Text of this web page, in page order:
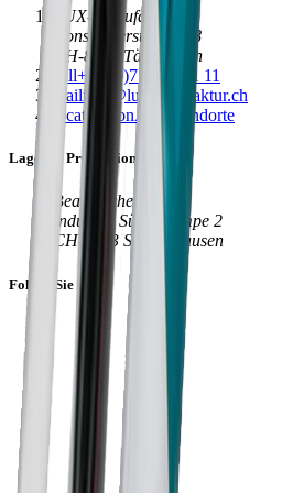
LUX-Manufaktur
Konstanzerstrasse 58
CH-8274 Tägerwilen
call+41 (0)71 666 71 11
mailinfo@luxmanufaktur.ch
location_onAlle Standorte
Lager & Produktion
Beat Bucher AG
Industrie Süd - Rampe 2
CH-8573 Siegershausen
Folgen Sie uns